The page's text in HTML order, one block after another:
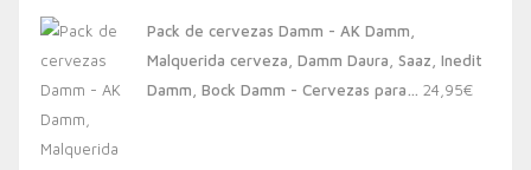
era:
20,00€.
es:
13,88€.
Pack de cervezas Damm - AK Damm,
Malquerida cerveza, Damm Daura, Saaz, Inedit
Damm, Bock Damm - Cervezas para… 24,95€